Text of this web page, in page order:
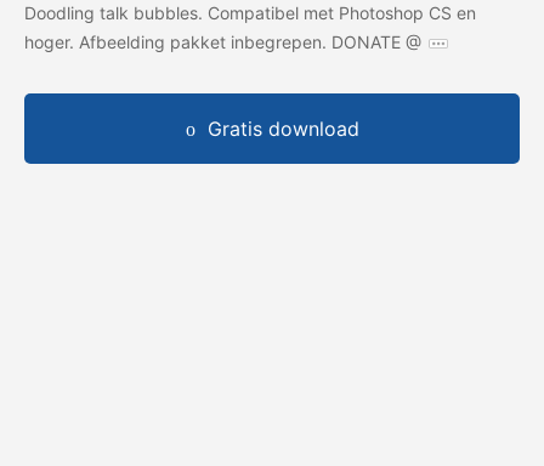
Doodling talk bubbles. Compatibel met Photoshop CS en
hoger. Afbeelding pakket inbegrepen. DONATE @
Gratis download